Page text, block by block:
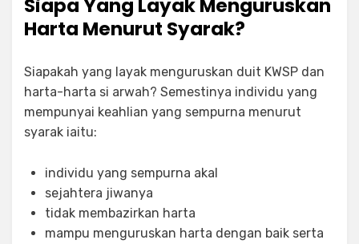
Siapa Yang Layak Menguruskan
Harta Menurut Syarak?
Siapakah yang layak menguruskan duit KWSP dan
harta-harta si arwah? Semestinya individu yang
mempunyai keahlian yang sempurna menurut
syarak iaitu:
individu yang sempurna akal
sejahtera jiwanya
tidak membazirkan harta
mampu menguruskan harta dengan baik serta